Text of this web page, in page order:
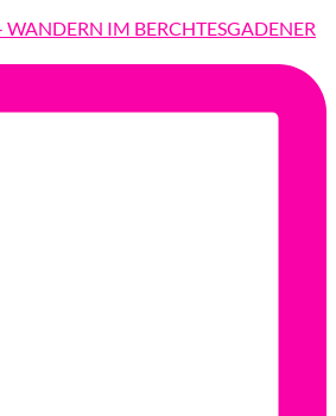
WANDERN IM BERCHTESGADENER